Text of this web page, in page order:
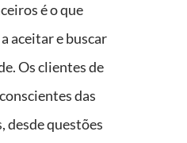
é o que
aceitar e buscar
Os clientes de
das
desde questões